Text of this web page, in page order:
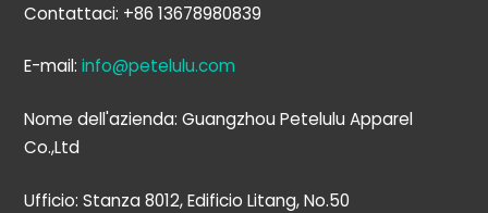
Contattaci: +86 13678980839
E-mail:info@petelulu.com
Nome dell'azienda: Guangzhou Petelulu Apparel
Co.,Ltd
Ufficio: Stanza 8012, Edificio Litang, No.50